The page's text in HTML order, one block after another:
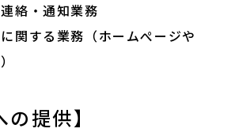
絡・通知業務
関する業務（ホームぺージや
の提供】